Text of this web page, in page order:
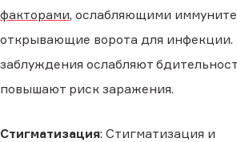
факторами, ослабляющими
открывающие ворота для
заблуждения ослабляют
повышают риск заражения.
Стигматизация: Стигматизация и